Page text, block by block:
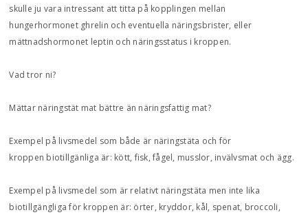
skulle ju vara intressant att titta på kopplingen mellan
hungerhormonet ghrelin och eventuella näringsbrister, eller
mättnadshormonet leptin och näringsstatus i kroppen.
Vad tror ni?
Mättar näringstät mat bättre än näringsfattig mat?
Exempel på livsmedel som både är näringstäta och för
kroppen biotillgänliga är: kött, fisk, fågel, musslor, invälvsmat och ägg.
Exempel på livsmedel som är relativt näringstäta men inte lika
biotillgängliga för kroppen är: örter, kryddor, kål, spenat, broccoli,